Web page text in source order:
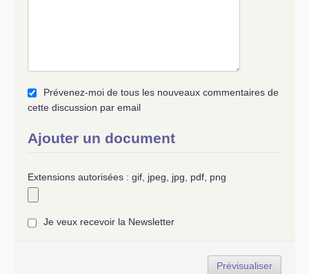
Prévenez-moi de tous les nouveaux commentaires de
cette discussion par email
Ajouter un document
Extensions autorisées : gif, jpeg, jpg, pdf, png
Je veux recevoir la Newsletter